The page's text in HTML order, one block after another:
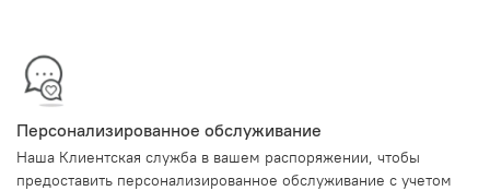
Персонализированное обслуживание
Наша Клиентская служба в вашем распоряжении, чтобы
предоставить персонализированное обслуживание с учетом